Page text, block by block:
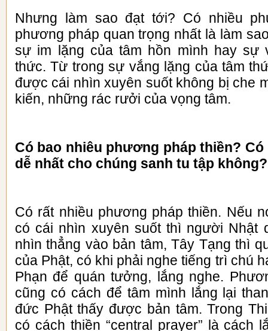
Nhưng làm sao đạt tới? Có nhiều
phương pháp quan trọng nhất là làm
sự im lặng của tâm hồn mình hay sự
thức. Từ trong sự vắng lặng của tâm
được cái nhìn xuyên suốt không bị che
kiến, những rác rưởi của vọng tâm.
Có bao nhiêu phương pháp thiền?
dễ nhất cho chúng sanh tu tập không?
Có rất nhiều phương pháp thiền. Nếu
có cái nhìn xuyên suốt thì người Nhật
nhìn thẳng vào bản tâm, Tây Tạng thì
của Phật, có khi phải nghe tiếng trì chú
Phạn để quán tưởng, lắng nghe.
cũng có cách để tâm mình lắng lại
đức Phật thấy được bản tâm. Trong
có cách thiền “central prayer” là cách